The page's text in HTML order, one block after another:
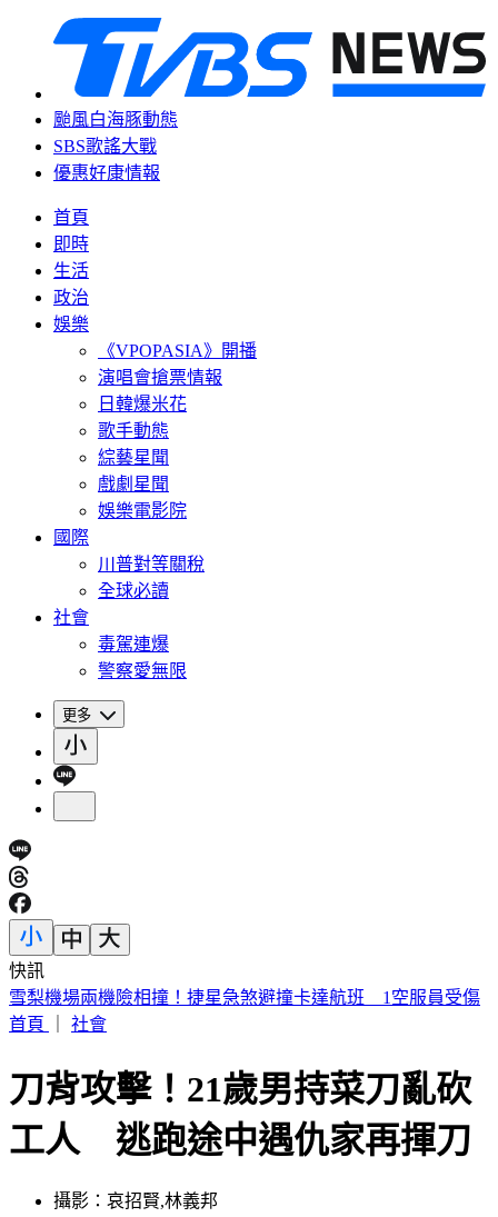
颱風白海豚動態
SBS歌謠大戰
優惠好康情報
首頁
即時
生活
政治
娛樂
《VPOPASIA》開播
演唱會搶票情報
日韓爆米花
歌手動態
綜藝星聞
戲劇星聞
娛樂電影院
國際
川普對等關稅
全球必讀
社會
毒駕連爆
警察愛無限
更多
快訊
周子瑜、葉舒華入圍2026全球百大美女 林莎首上榜
首頁
社會
刀背攻擊！21歲男持菜刀亂砍
工人 逃跑途中遇仇家再揮刀
攝影：哀招賢,林義邦